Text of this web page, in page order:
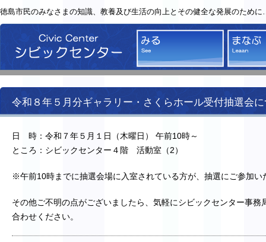
徳島市民のみなさまの知識、教養及び生活の向上とその健全な発展のため
シビックセンター
みる
令和８年５月分ギャラリー・さくらホール受付抽選会
日 時：令和７年５月１日（木曜日） 午前10時～
ところ：シビックセンター４階 活動室（2）
※午前10時までに抽選会場に入室されている方が、抽選にご参加い
その他ご不明の点がございましたら、気軽にシビックセンター事
合わせください。